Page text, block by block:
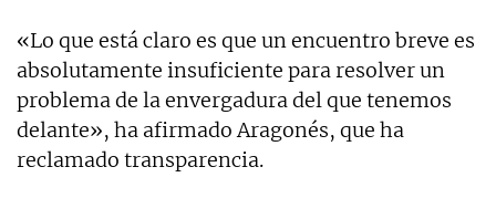
«Lo que está claro es que un encuentro breve es
absolutamente insuficiente para resolver un
problema de la envergadura del que tenemos
delante», ha afirmado Aragonés, que ha
reclamado transparencia.